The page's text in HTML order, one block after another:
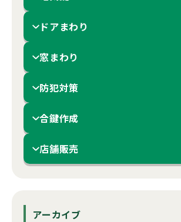
ドアまわり
窓まわり
防犯対策
合鍵作成
店舗販売
アーカイブ